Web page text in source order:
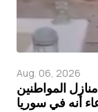
Aug. 06, 2026
المواطنين
أنه في سوريا